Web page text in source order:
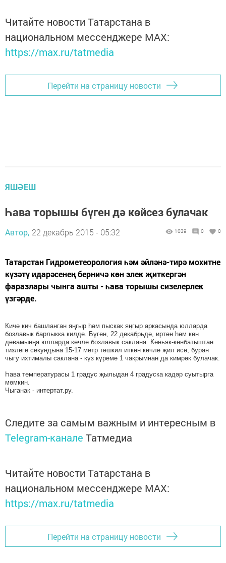
Читайте новости Татарстана в
национальном мессенджере MАХ:
https://max.ru/tatmedia
Перейти на страницу новости
ЯШӘЕШ
Һава торышы бүген дә көйсез булачак
Автор, 22 декабрь 2015 - 05:32 1039 0 0
Татарстан Гидрометеорология һәм әйләнә-тирә мохитне
күзәтү идарәсенең берничә көн элек җиткергән
фаразлары чынга ашты - һава торышы сизелерлек
үзгәрде.
Кичә кич башланган яңгыр һәм пыскак яңгыр аркасында юлларда
бозлавык барлыкка килде. Бүген, 22 декабрьдә, иртән һәм көн
дәвамынңа юлларда көчле бозлавык саклана. Көньяк-көнбатыштан
тизлеге секундына 15-17 метр тәшкил иткән көчле җил исә, буран
чыгу ихтималы саклана - күз күреме 1 чакрымнан да кимрәк булачак.
Һава температурасы 1 градус җылыдан 4 градуска кадәр суытырга
мөмкин.
Чыганак - интертат.ру.
Следите за самым важным и интересным в
Telegram-канале Татмедиа
Читайте новости Татарстана в
национальном мессенджере MАХ:
https://max.ru/tatmedia
Перейти на страницу новости